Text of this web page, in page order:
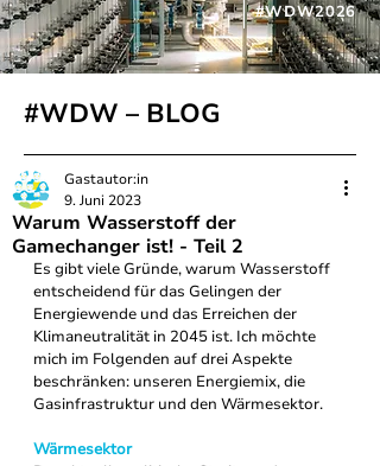
#WDW2026
#WDW – BLOG
Warum Wasserstoff der
Gamechanger ist! - Teil 2
Gastautor:in
9. Juni 2023
Es gibt viele Gründe, warum Wasserstoff
entscheidend für das Gelingen der
Energiewende und das Erreichen der
Klimaneutralität in 2045 ist. Ich möchte
mich im Folgenden auf drei Aspekte
beschränken: unseren Energiemix, die
Gasinfrastruktur und den Wärmesektor.
Wärmesektor